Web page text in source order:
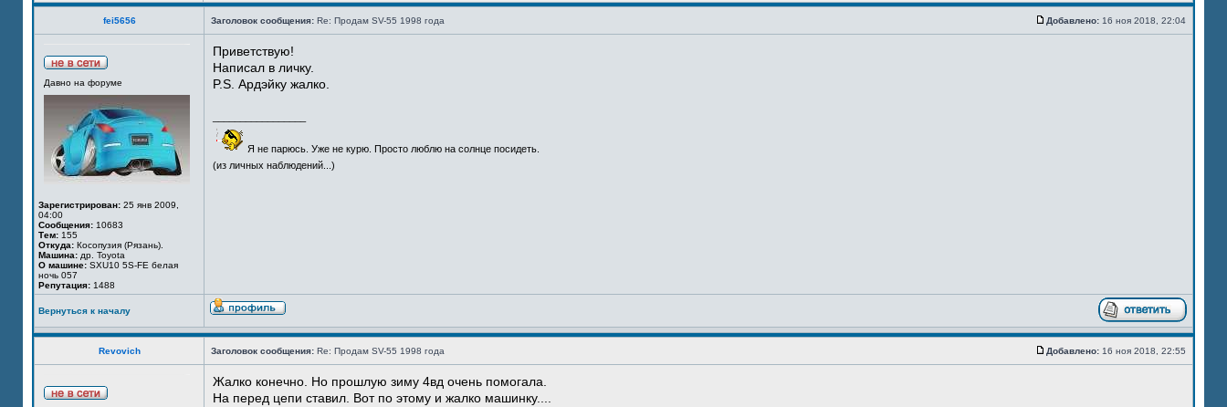
fei5656 Заголовок сообщения: Re: Продам SV-55 1998 года Добавлено: 16 ноя 2018, 22:04
Давно на форуме
Зарегистрирован: 25 янв 2009,
04:00
Сообщения: 10683
Тем: 155
Откуда: Косопузия (Рязань).
Машина: др. Toyota
О машине: SXU10 5S-FE белая
ночь 057
Репутация: 1488
Приветствую!
Написал в личку.
P.S. Ардэйку жалко.
Я не парюсь. Уже не курю. Просто люблю на солнце посидеть.
(из личных наблюдений...)
Вернуться к началу
Revovich Заголовок сообщения: Re: Продам SV-55 1998 года Добавлено: 16 ноя 2018, 22:55
Жалко конечно. Но прошлую зиму 4вд очень помогала.
На перед цепи ставил. Вот по этому и жалко машинку....